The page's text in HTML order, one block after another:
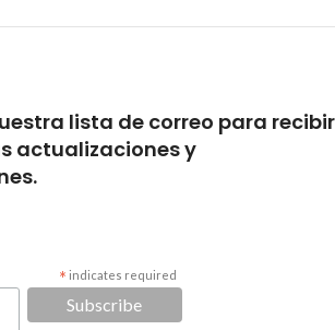
lista de correo para recibir
actualizaciones y
* indicates required